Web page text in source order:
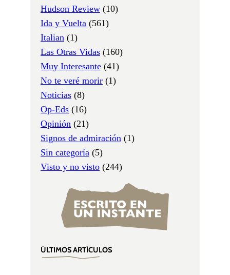
Hudson Review (10)
Ida y Vuelta (561)
Italian (1)
Las Otras Vidas (160)
Muy Interesante (41)
No te veré morir (1)
Noticias (8)
Op-Eds (16)
Opinión (21)
Signos de admiración (1)
Sin categoría (5)
Visto y no visto (244)
ÚLTIMOS ARTÍCULOS